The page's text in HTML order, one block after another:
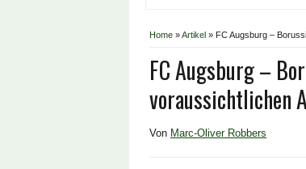
Home »Artikel » FC Augsburg –
FC Augsburg –
voraussichtlichen
Von Marc-Oliver Robbers